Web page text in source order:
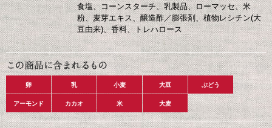
食塩、コーンスターチ、乳製品、ローマッセ、米
粉、麦芽エキス、醸造酢／膨張剤、植物レシチン(大
豆由来)、香料、トレハロース
卵 乳 小麦 大豆 ぶどう
アーモンド カカオ 米 大麦